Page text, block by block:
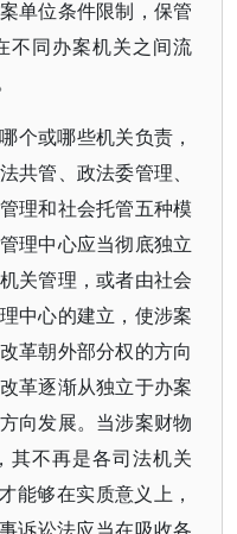
单位条件限制，保管
不同办案机关之间流
个或哪些机关负责，
共管、政法委管理、
理和社会托管五种模
理中心应当彻底独立
关管理，或者由社会
中心的建立，使涉案
革朝外部分权的方向
革逐渐从独立于办案
向发展。当涉案财物
其不再是各司法机关
能够在实质意义上，
诉讼法应当在吸收各